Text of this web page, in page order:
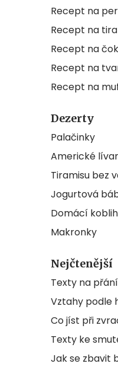
Recept na
Recept na
Recept na
Recept na
Recept na
Dezerty
Palačinky
Americké
Tiramisu bez
Jogurtová
Domácí
Makronky
Nejčtenější
Texty na
Vztahy podle
Co jíst při
Texty ke
Jak se zbavit